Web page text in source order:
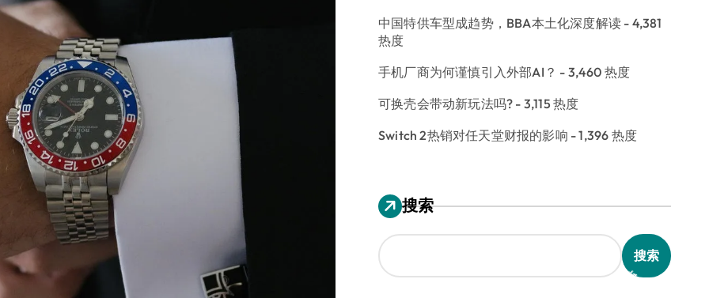
中国特供车型成趋势，BBA本土化深度解读 - 4,381
热度
手机厂商为何谨慎引入外部AI？ - 3,460 热度
可换壳会带动新玩法吗? - 3,115 热度
Switch 2热销对任天堂财报的影响 - 1,396 热度
搜索
搜索